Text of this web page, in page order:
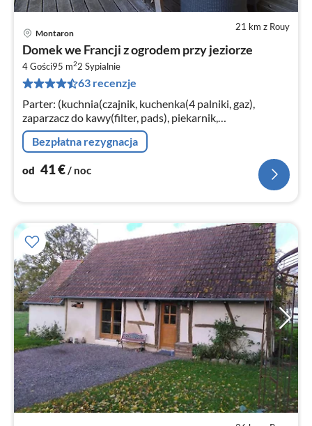
21 km z Rouy
Montaron
Domek we Francji z ogrodem przy jeziorze
4 Gości95 m22 Sypialnie
63 recenzje
Parter: (kuchnia(czajnik, kuchenka(4 palniki, gaz),
zaparzacz do kawy(filter, pads), piekarnik,
ogrzewanie(podlogowe))
Bezpłatna rezygnacja
od 41€/ noc